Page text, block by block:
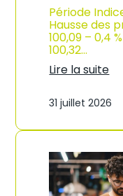
o
n
e
’
m
p
r
t
a
t
i
Période
Hausse des
100,09 – 0,4
100,32…
Lire la suite
n
i
e
d
e
31 juillet 2026